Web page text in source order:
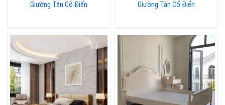
Giường Tân Cổ Điển
Giường Tân Cổ Điển